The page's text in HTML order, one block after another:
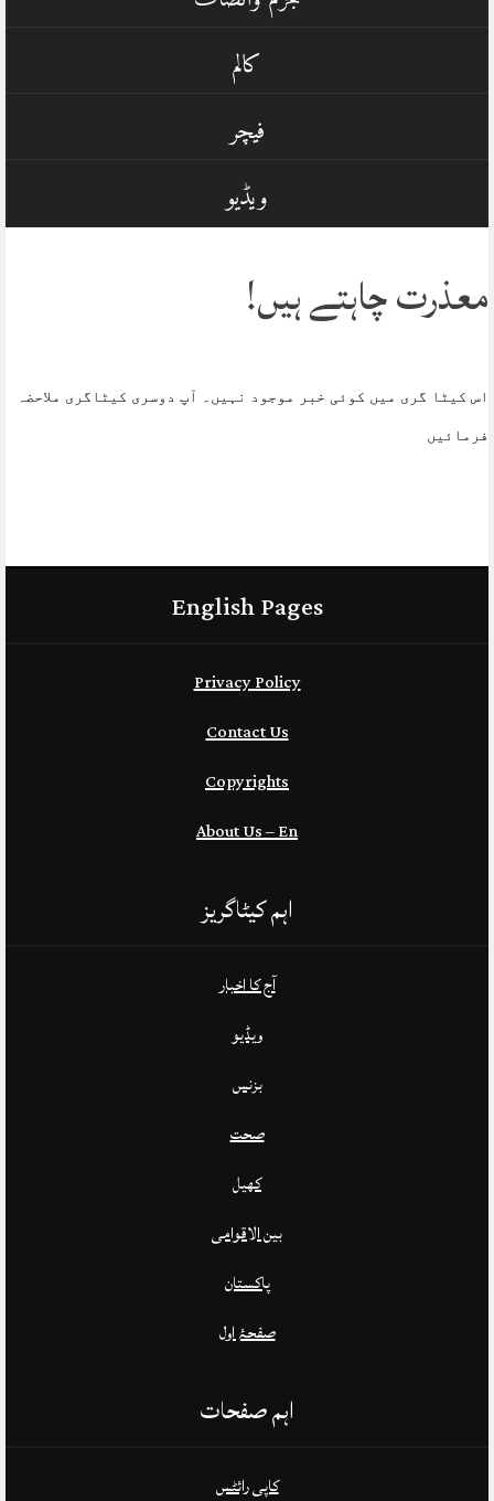
کالم
فیچر
ویڈیو
معذرت چاہتے ہیں!
اس کیٹا گری میں کوئی خبر موجود نہیں۔ آپ دوسری کیٹاگری ملاحضہ
فرمائیں
English Pages
Privacy Policy
Contact Us
Copyrights
About Us – En
اہم کیٹاگریز
آج کا اخبار
ویڈیو
بزنس
صحت
کھیل
بین الاقوامی
پاکستان
صفحۂ اول
اہم صفحات
کاپی رائٹس